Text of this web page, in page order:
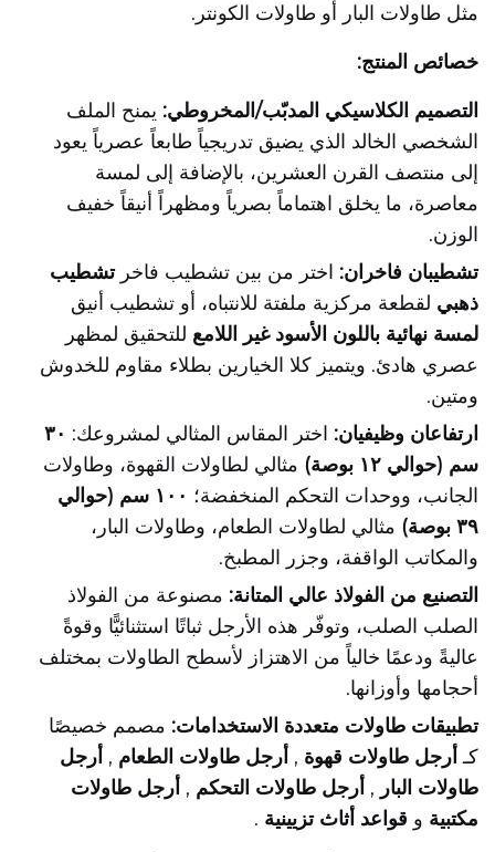
مثل طاولات البار أو طاولات الكونتر.
خصائص المنتج:
التصميم الكلاسيكي المدبّب/المخروطي: يمنح الملف
الشخصي الخالد الذي يضيق تدريجياً طابعاً عصرياً يعود
إلى منتصف القرن العشرين، بالإضافة إلى لمسة
معاصرة، ما يخلق اهتماماً بصرياً ومظهراً أنيقاً خفيف
الوزن.
تشطيبان فاخران: اختر من بين تشطيب فاخرتشطيب
ذهبي لقطعة مركزية ملفتة للانتباه، أو تشطيب أنيق
لمسة نهائية باللون الأسود غير اللامع للتحقيق لمظهر
عصري هادئ. ويتميز كلا الخيارين بطلاء مقاوم للخدوش
ومتين.
ارتفاعان وظيفيان: اختر المقاس المثالي لمشروعك: ٣٠
سم (حوالي ١٢ بوصة)
مثالي لطاولات القهوة، وطاولات
الجانب، ووحدات التحكم المنخفضة؛
١٠٠ سم (حوالي
٣٩ بوصة)
مثالي لطاولات الطعام، وطاولات البار،
والمكاتب الواقفة، وجزر المطبخ.
التصنيع من الفولاذ عالي المتانة: مصنوعة من الفولاذ
الصلب الصلب، وتوفّر هذه الأرجل ثباتًا استثنائيًّا وقوةً
عاليةً ودعمًا خالياً من الاهتزاز لأسطح الطاولات بمختلف
أحجامها وأوزانها.
تطبيقات طاولات متعددة الاستخدامات: مصمم خصيصًا
كـ أرجل طاولات قهوة , أرجل طاولات الطعام , أرجل
طاولات البار , أرجل طاولات التحكم , أرجل طاولات
مكتبية و قواعد أثاث تزيينية .